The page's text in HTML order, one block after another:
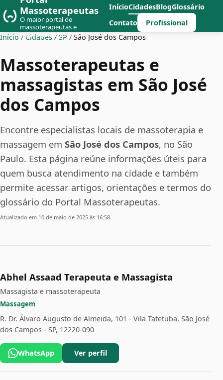
Massoterapeutas
O maior portal de
massoterapeutas e
massagistas do Brasil
InícioCidadesBlogGlossário
Contato
Profissional
Início / Cidades / SP / São José dos Campos
Massoterapeutas e
massagistas em São José
dos Campos
Encontre especialistas locais de massoterapia e
massagem em São José dos Campos, no São
Paulo. Esta página reúne informações úteis para
quem busca atendimento na cidade e também
permite acessar artigos, orientações e termos do
glossário do Portal Massoterapeutas.
Atualizado em 10 de maio de 2025 às 16:58.
Abhel Assaad Terapeuta e Massagista
Massagista e massoterapeuta
Massagem
R. Dr. Álvaro Augusto de Almeida, 101 - Vila Tatetuba, São José
dos Campos - SP, 12220-090
WhatsApp Ver perfil